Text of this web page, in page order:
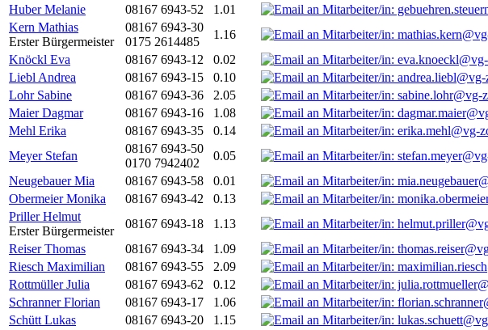
Huber Melanie
08167 6943-52 1.01
Kern Mathias
Erster Bürgermeister
08167 6943-30
0175 2614485
1.16
Knöckl Eva
08167 6943-12 0.02
Liebl Andrea
08167 6943-15 0.10
Lohr Sabine
08167 6943-36 2.05
Maier Dagmar
08167 6943-16 1.08
Mehl Erika
08167 6943-35 0.14
Meyer Stefan
08167 6943-50
0170 7942402
0.05
Neugebauer Mia
08167 6943-58 0.01
Obermeier Monika
08167 6943-42 0.13
Priller Helmut
Erster Bürgermeister
08167 6943-18 1.13
Reiser Thomas
08167 6943-34 1.09
Riesch Maximilian
08167 6943-55 2.09
Rottmüller Julia
08167 6943-62 0.12
Schranner Florian
08167 6943-17 1.06
Schütt Lukas
08167 6943-20 1.15